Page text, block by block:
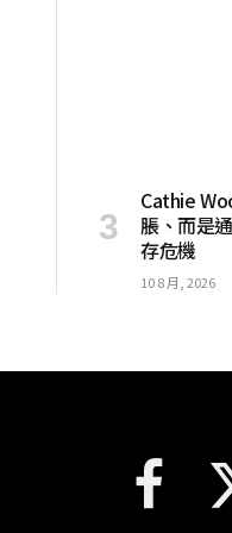
Cathie
脹、而是
存危機
10 8 月, 2026
Facebook